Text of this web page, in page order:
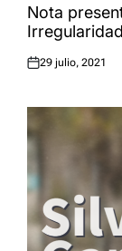
INNota
Posted
29 julio, 2021